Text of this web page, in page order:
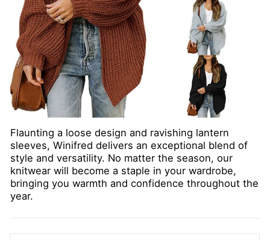
Flaunting a loose design and ravishing lantern
sleeves, Winifred delivers an exceptional blend of
style and versatility. No matter the season, our
knitwear will become a staple in your wardrobe,
bringing you warmth and confidence throughout the
year.